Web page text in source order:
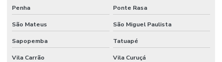
Fornecedor De Etiquetas No Rio Grande Do Sul
Fornecedor De Etiquetas Térmicas Adesivas Em Minas Gerais
Fornecedor De Ribbon Cera No Paraná
Penha Ponte Rasa
São Mateus São Miguel Paulista
Sapopemba Tatuapé
Vila Carrão Vila Curuçá